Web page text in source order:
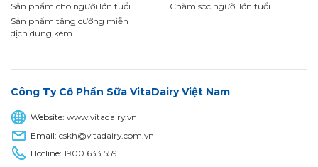
Sản phẩm cho người lớn tuổi
Sản phẩm tăng cường miễn
dịch dùng kèm
Chăm sóc người lớn tuổi
Công Ty Cổ Phần Sữa VitaDairy Việt Nam
Website:www.vitadairy.vn
Email:cskh@vitadairy.com.vn
Hotline:1900 633 559